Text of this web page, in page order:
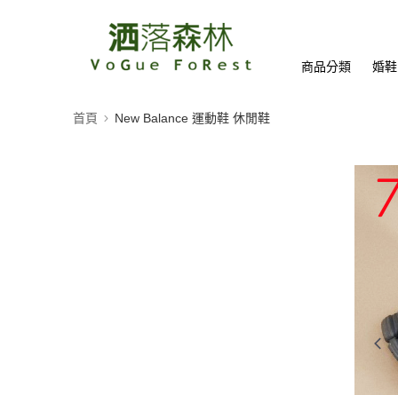
商品分類 婚
首頁 New Balance 運動鞋 休閒鞋